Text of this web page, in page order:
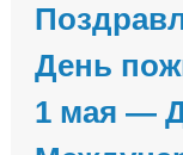
День
1 мая —